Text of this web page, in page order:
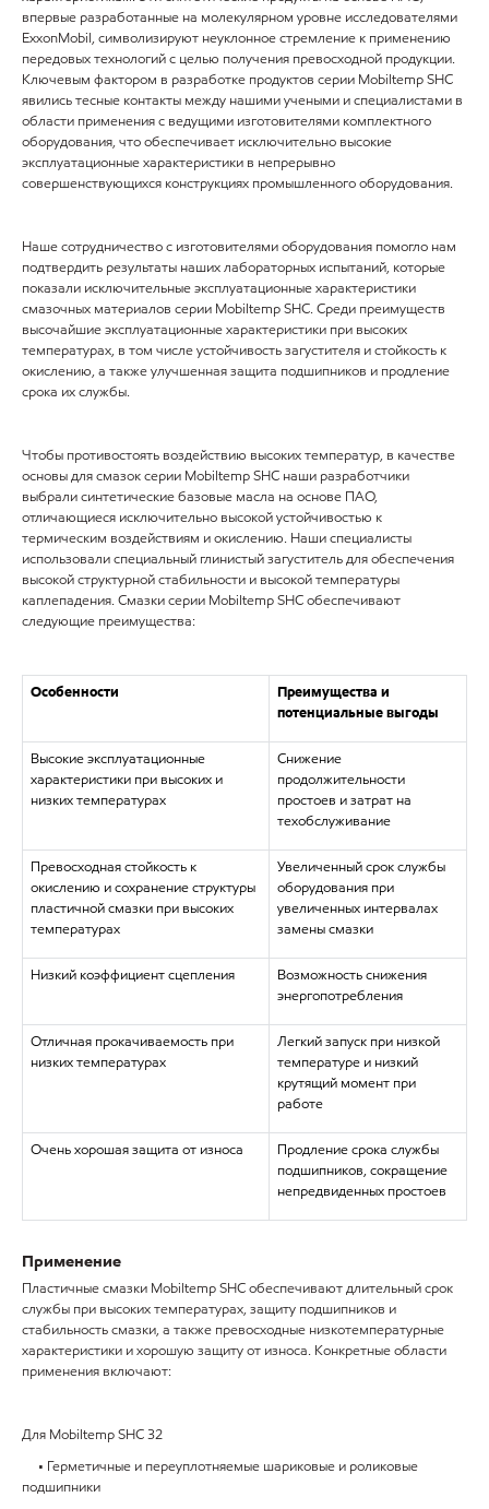
впервые разработанные на молекулярном уровне исследователями
ExxonMobil, символизируют неуклонное стремление к применению
передовых технологий с целью получения превосходной продукции.
Ключевым фактором в разработке продуктов серии Mobiltemp SHC
явились тесные контакты между нашими учеными и специалистами в
области применения с ведущими изготовителями комплектного
оборудования, что обеспечивает исключительно высокие
эксплуатационные характеристики в непрерывно
совершенствующихся конструкциях промышленного оборудования.
Наше сотрудничество с изготовителями оборудования помогло нам
подтвердить результаты наших лабораторных испытаний, которые
показали исключительные эксплуатационные характеристики
смазочных материалов серии Mobiltemp SHC. Среди преимуществ
высочайшие эксплуатационные характеристики при высоких
температурах, в том числе устойчивость загустителя и стойкость к
окислению, а также улучшенная защита подшипников и продление
срока их службы.
Чтобы противостоять воздействию высоких температур, в качестве
основы для смазок серии Mobiltemp SHC наши разработчики
выбрали синтетические базовые масла на основе ПАО,
отличающиеся исключительно высокой устойчивостью к
термическим воздействиям и окислению. Наши специалисты
использовали специальный глинистый загуститель для обеспечения
высокой структурной стабильности и высокой температуры
каплепадения. Смазки серии Mobiltemp SHC обеспечивают
следующие преимущества:
Особенности
Преимущества и
потенциальные выгоды
Высокие эксплуатационные
характеристики при высоких и
низких температурах
Снижение
продолжительности
простоев и затрат на
техобслуживание
Превосходная стойкость к
окислению и сохранение структуры
пластичной смазки при высоких
температурах
Увеличенный срок службы
оборудования при
увеличенных интервалах
замены смазки
Низкий коэффициент сцепления
Возможность снижения
энергопотребления
Отличная прокачиваемость при
низких температурах
Легкий запуск при низкой
температуре и низкий
крутящий момент при
работе
Очень хорошая защита от износа
Продление срока службы
подшипников, сокращение
непредвиденных простоев
Применение
Пластичные смазки Mobiltemp SHC обеспечивают длительный срок
службы при высоких температурах, защиту подшипников и
стабильность смазки, а также превосходные низкотемпературные
характеристики и хорошую защиту от износа. Конкретные области
применения включают:
Для Mobiltemp SHC 32
• Герметичные и переуплотняемые шариковые и роликовые
подшипники